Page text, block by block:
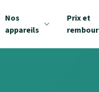
Nos
appareils
Prix et